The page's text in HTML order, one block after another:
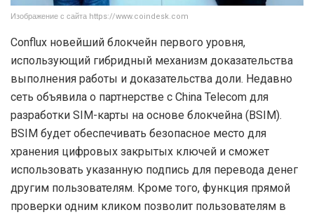
Изображение с сайта https://www.coindesk.com
Conflux новейший блокчейн первого уровня,
использующий гибридный механизм доказательства
выполнения работы и доказательства доли. Недавно
сеть объявила о партнерстве с China Telecom для
разработки SIM-карты на основе блокчейна (BSIM).
BSIM будет обеспечивать безопасное место для
хранения цифровых закрытых ключей и сможет
использовать указанную подпись для перевода денег
другим пользователям. Кроме того, функция прямой
проверки одним кликом позволит пользователям в